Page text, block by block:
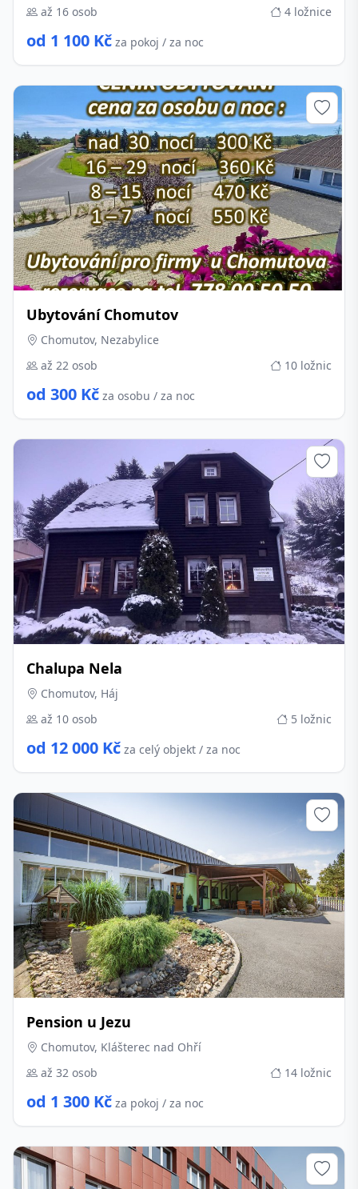
až 16 osob
4 ložnice
od 1 100 Kč za pokoj / za noc
Ubytování Chomutov
Chomutov, Nezabylice
až 22 osob
10 ložnic
od 300 Kč za osobu / za noc
Chalupa Nela
Chomutov, Háj
až 10 osob
5 ložnic
od 12 000 Kč za celý objekt / za noc
Pension u Jezu
Chomutov, Klášterec nad Ohří
až 32 osob
14 ložnic
od 1 300 Kč za pokoj / za noc